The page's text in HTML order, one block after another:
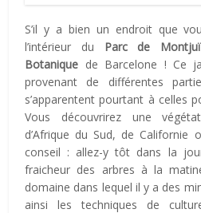
S’il y a bien un endroit que
l’intérieur du Parc de
Botanique de Barcelone ! Ce
provenant de différentes
s’apparentent pourtant à celles
Vous découvrirez une
d’Afrique du Sud, de Californie
conseil : allez-y tôt dans la
fraicheur des arbres à la
domaine dans lequel il y a des
ainsi les techniques de